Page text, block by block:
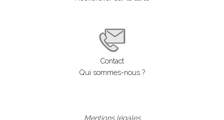
Contact
Qui sommes-nous ?
Mentions légales